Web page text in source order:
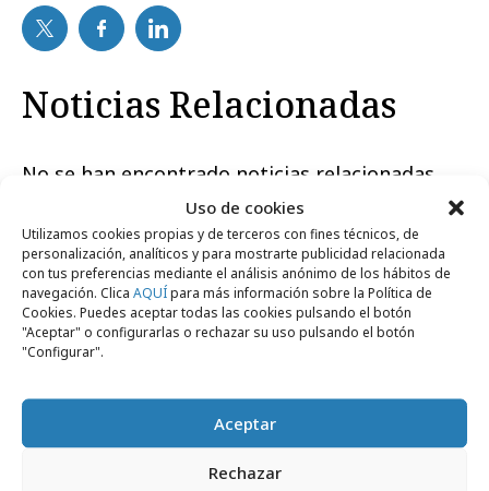
Uso de cookies
Utilizamos cookies propias y de terceros con fines técnicos, de
personalización, analíticos y para mostrarte publicidad relacionada
con tus preferencias mediante el análisis anónimo de los hábitos de
navegación. Clica AQUÍpara más información sobre la Política de
Cookies. Puedes aceptar todas las cookies pulsando el botón
"Aceptar" o configurarlas o rechazar su uso pulsando el botón
"Configurar".
Aceptar
Rechazar
Noticias Relacionadas
No se han encontrado noticias relacionadas.
Artículos recientes
Campañas